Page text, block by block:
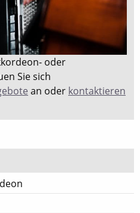
oder
Sie sich
an oder kontaktieren